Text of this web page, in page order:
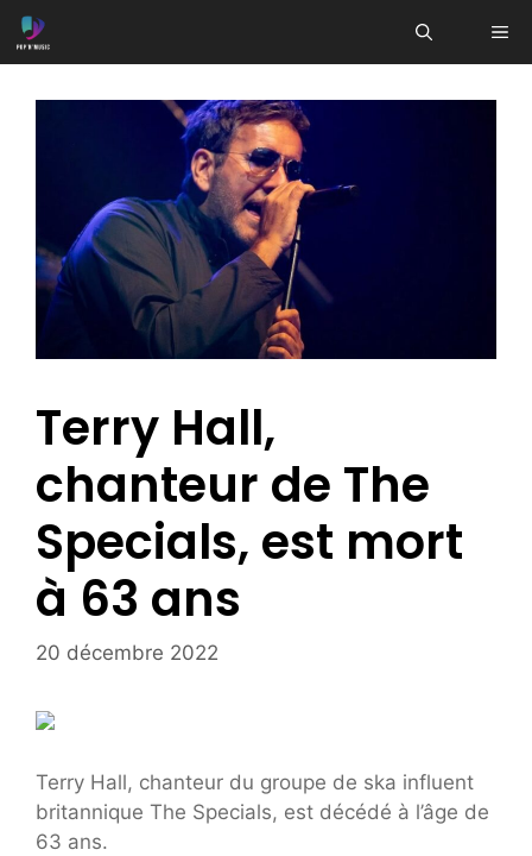
Aller
au
Terry Hall,
chanteur de The
Specials, est mort
à 63 ans
20 décembre 2022
Terry Hall, chanteur du groupe de ska influent
britannique The Specials, est décédé à l’âge de
63 ans.